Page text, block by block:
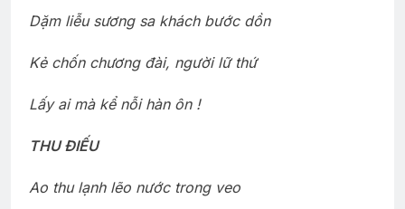
Dặm liễu sương sa khách bước dồn
Kẻ chốn chương đài, người lữ thứ
Lấy ai mà kể nỗi hàn ôn !
THU ÐIẾU
Ao thu lạnh lẽo nước trong veo